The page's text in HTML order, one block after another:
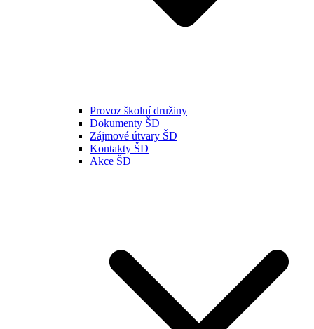
Provoz školní družiny
Dokumenty ŠD
Zájmové útvary ŠD
Kontakty ŠD
Akce ŠD